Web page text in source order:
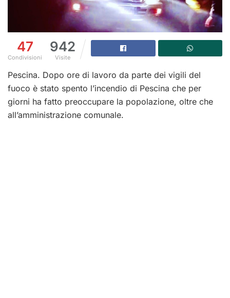
47
Condivisioni
942
Visite
Pescina. Dopo ore di lavoro da parte dei vigili del
fuoco è stato spento l’incendio di Pescina che per
giorni ha fatto preoccupare la popolazione, oltre che
all’amministrazione comunale.